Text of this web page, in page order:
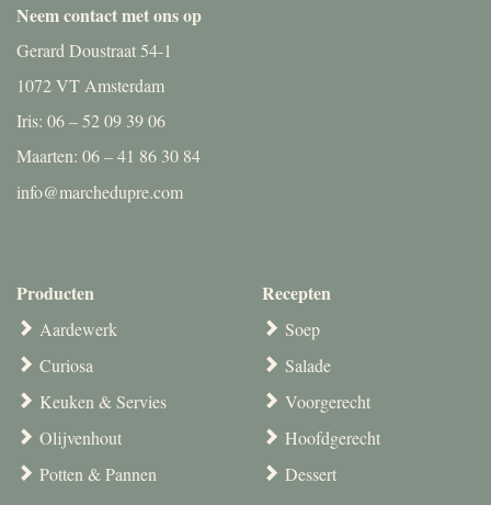
Neem contact met ons op
Gerard Doustraat 54-1
1072 VT Amsterdam
Iris: 06 – 52 09 39 06
Maarten: 06 – 41 86 30 84
info@marchedupre.com
Producten
Aardewerk
Curiosa
Keuken & Servies
Olijvenhout
Potten & Pannen
Recepten
Soep
Salade
Voorgerecht
Hoofdgerecht
Dessert